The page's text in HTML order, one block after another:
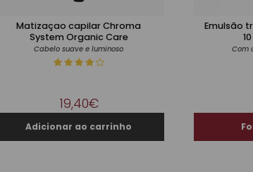
Matizaçao capilar Chroma
System Organic Care
Cabelo suave e luminoso
19,40€
Emulsão
Com